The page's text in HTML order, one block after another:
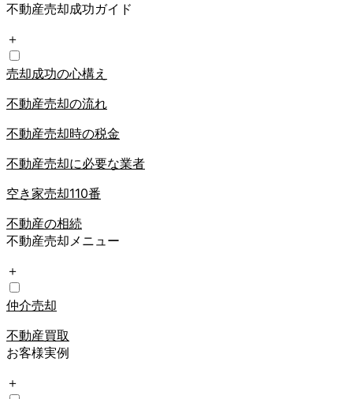
不動産売却成功ガイド
＋
売却成功の心構え
不動産売却の流れ
不動産売却時の税金
不動産売却に必要な業者
空き家売却110番
不動産の相続
不動産売却メニュー
＋
仲介売却
不動産買取
お客様実例
＋